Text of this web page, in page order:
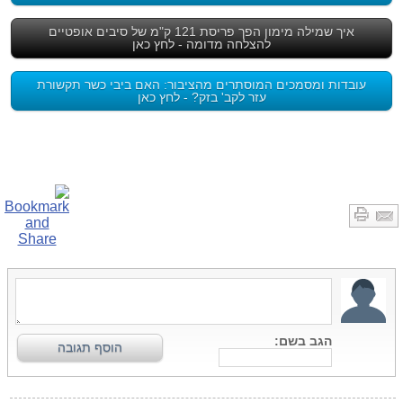
איך שמילה מימון הפך פריסת 121 ק"מ של סיבים אופטיים
להצלחה מדומה - לחץ כאן
עובדות ומסמכים המוסתרים מהציבור: האם ביבי כשר תקשורת
עזר לקב' בזק? - לחץ כאן